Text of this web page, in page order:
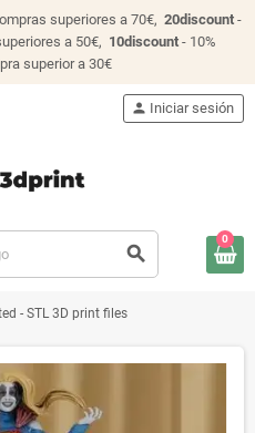
superiores a 70€, 20discount-
a 50€, 10discount- 10%
superior a 30€
search
person Iniciar sesión
0
- STL 3D print files